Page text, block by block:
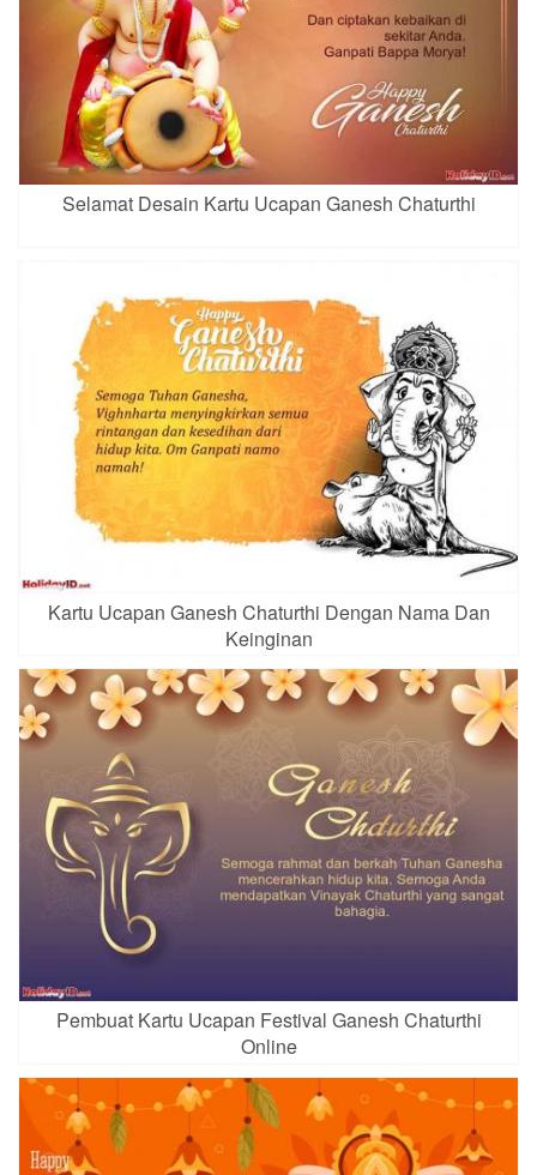
Selamat Desain Kartu Ucapan Ganesh Chaturthi
Kartu Ucapan Ganesh Chaturthi Dengan Nama Dan
Keinginan
Pembuat Kartu Ucapan Festival Ganesh Chaturthi
Online